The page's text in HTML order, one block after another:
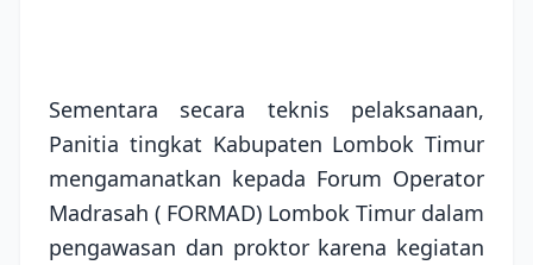
Sementara secara teknis pelaksanaan,
Panitia tingkat Kabupaten Lombok Timur
mengamanatkan kepada Forum Operator
Madrasah ( FORMAD) Lombok Timur dalam
pengawasan dan proktor karena kegiatan